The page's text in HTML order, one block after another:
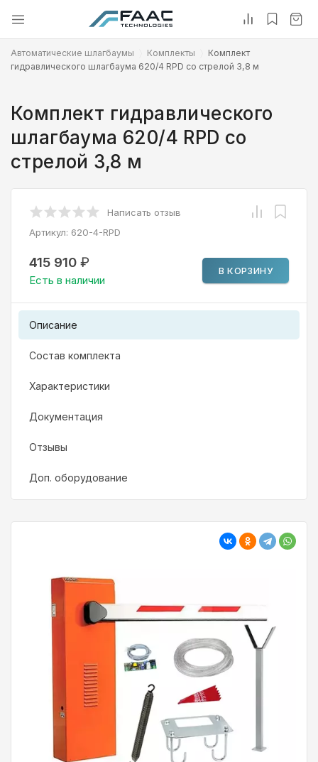
Автоматические шлагбаумы Комплекты
Комплект
гидравлического шлагбаума 620/4 RPD со стрелой 3,8 м
Комплект гидравлического
шлагбаума 620/4 RPD со
стрелой 3,8 м
Написать отзыв
Артикул: 620-4-RPD
415 910 ₽
Есть в наличии
В КОРЗИНУ
Описание
Состав комплекта
Характеристики
Документация
Отзывы
Доп. оборудование